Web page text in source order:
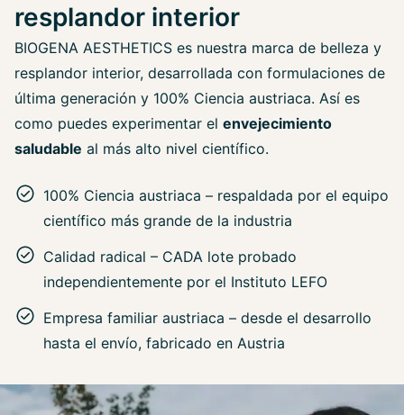
resplandor interior
BIOGENA AESTHETICS es nuestra marca de belleza y
resplandor interior, desarrollada con formulaciones de
última generación y 100% Ciencia austriaca. Así es
como puedes experimentar el envejecimiento
saludable al más alto nivel científico.
100% Ciencia austriaca – respaldada por el equipo
científico más grande de la industria
Calidad radical – CADA lote probado
independientemente por el Instituto LEFO
Empresa familiar austriaca – desde el desarrollo
hasta el envío, fabricado en Austria